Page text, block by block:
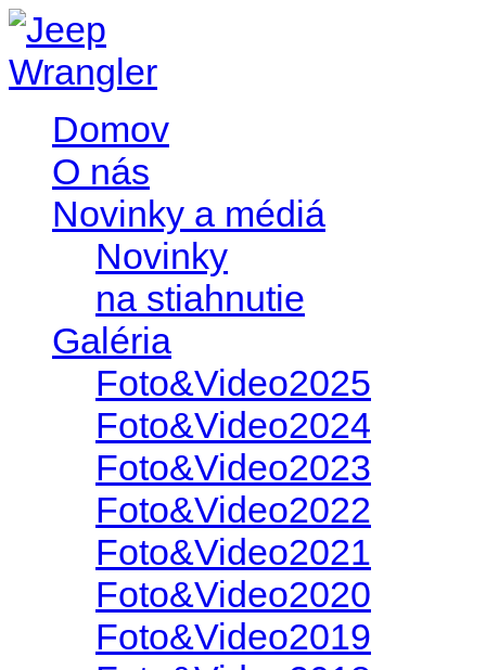
Domov
O nás
Novinky a médiá
Novinky
na stiahnutie
Galéria
Foto&Video2025
Foto&Video2024
Foto&Video2023
Foto&Video2022
Foto&Video2021
Foto&Video2020
Foto&Video2019